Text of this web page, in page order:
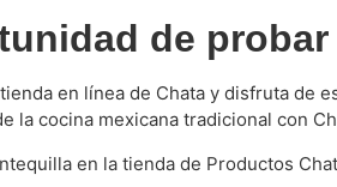
de
en línea de Chata y disfruta de
la cocina mexicana tradicional con